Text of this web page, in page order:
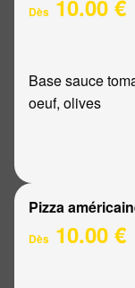
Dès 10.00 €
Base sauce
oeuf, olives
Pizza
Dès 10.00 €